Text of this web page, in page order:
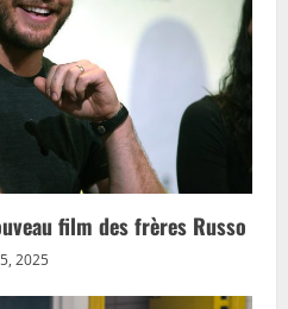
film des frères Russo
2025